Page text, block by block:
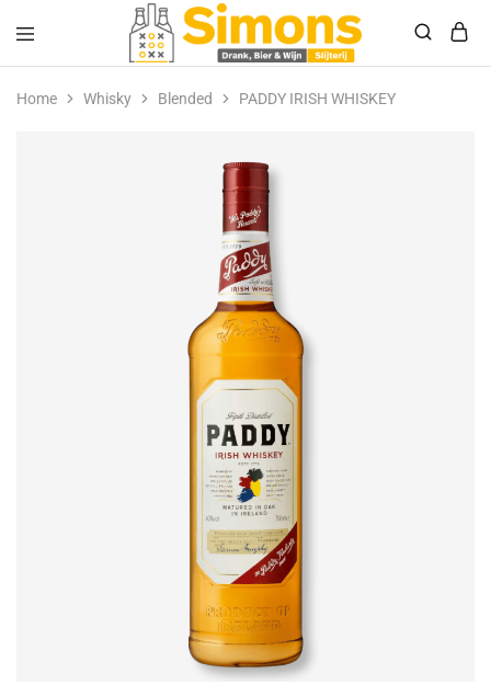
Simonsdrank.nl
Drank,
Bier
&
Home Whisky Blended PADDY IRISH WHISKEY